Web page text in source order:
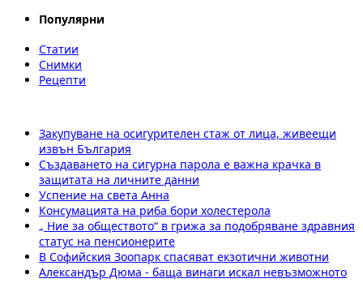
Популярни
Статии
Снимки
Рецепти
Закупуване на осигурителен стаж от лица, живеещи
извън България
Създаването на сигурна парола е важна крачка в
защитата на личните данни
Успение на света Анна
Консумацията на риба бори холестерола
„ Ние за обществото“ в грижа за подобряване здравния
статус на пенсионерите
В Софийския Зоопарк спасяват екзотични животни
Александър Дюма - баща винаги искал невъзможното